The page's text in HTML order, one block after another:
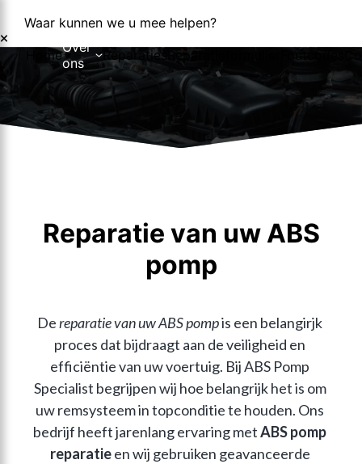
Waar kunnen we u mee helpen?
HomeOver
ons
Over ons
Nieuws
Reparaties Reparatieformulier Foutcodes
Reparatie van uw ABS
pomp
De reparatie van uw ABS pomp is een belangirjk
proces dat bijdraagt aan de veiligheid en
efficiëntie van uw voertuig. Bij ABS Pomp
Specialist begrijpen wij hoe belangrijk het is om
uw remsysteem in topconditie te houden. Ons
bedrijf heeft jarenlang ervaring met ABS pomp
reparatie en wij gebruiken geavanceerde